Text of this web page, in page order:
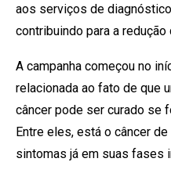
aos serviços de
contribuindo para a redução
A campanha começou no
relacionada ao fato de que
câncer pode ser curado se
Entre eles, está o câncer
sintomas já em suas fases